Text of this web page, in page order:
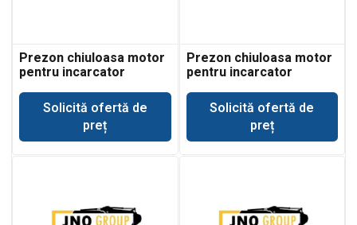
Prezon chiuloasa motor
pentru incarcator
Solicită ofertă de
preț
Prezon chiuloasa motor
pentru incarcator
Solicită ofertă de
preț